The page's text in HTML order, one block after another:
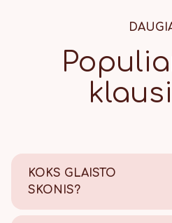
KOKS GLAISTO
SKONIS?
Saldus su šiek tiek